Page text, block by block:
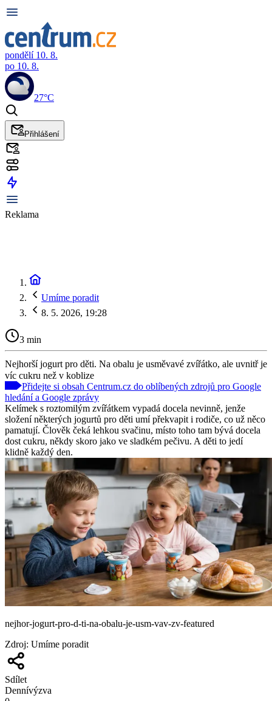
pondělí 10. 8.
po 10. 8.
27°C
Přihlášení
Reklama
Umíme poradit
8. 5. 2026, 19:28
3 min
Nejhorší jogurt pro děti. Na obalu je usměvavé zvířátko, ale uvnitř je
víc cukru než v koblize
Přidejte si obsah Centrum.cz do oblíbených zdrojů pro Google
hledání a Google zprávy
Kelímek s roztomilým zvířátkem vypadá docela nevinně, jenže
složení některých jogurtů pro děti umí překvapit i rodiče, co už něco
pamatují. Člověk čeká lehkou svačinu, místo toho tam bývá docela
dost cukru, někdy skoro jako ve sladkém pečivu. A děti to jedí
klidně každý den.
nejhor-jogurt-pro-d-ti-na-obalu-je-usm-vav-zv-featured
Zdroj: Umíme poradit
Sdílet
Dennívýzva